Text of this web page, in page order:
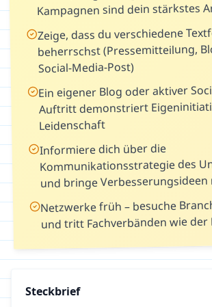
Kampagnen sind dein stärkstes
Zeige, dass du verschiedene
beherrschst (Pressemitteilung,
Social-Media-Post)
Ein eigener Blog oder aktiver
Auftritt demonstriert
Leidenschaft
Informiere dich über die
Kommunikationsstrategie des
und bringe Verbesserungsideen
Netzwerke früh – besuche
und tritt Fachverbänden wie der
Steckbrief